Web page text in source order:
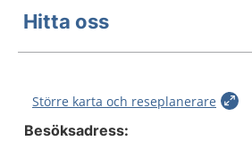
Hitta oss
Större karta och reseplanerare
Besöksadress: